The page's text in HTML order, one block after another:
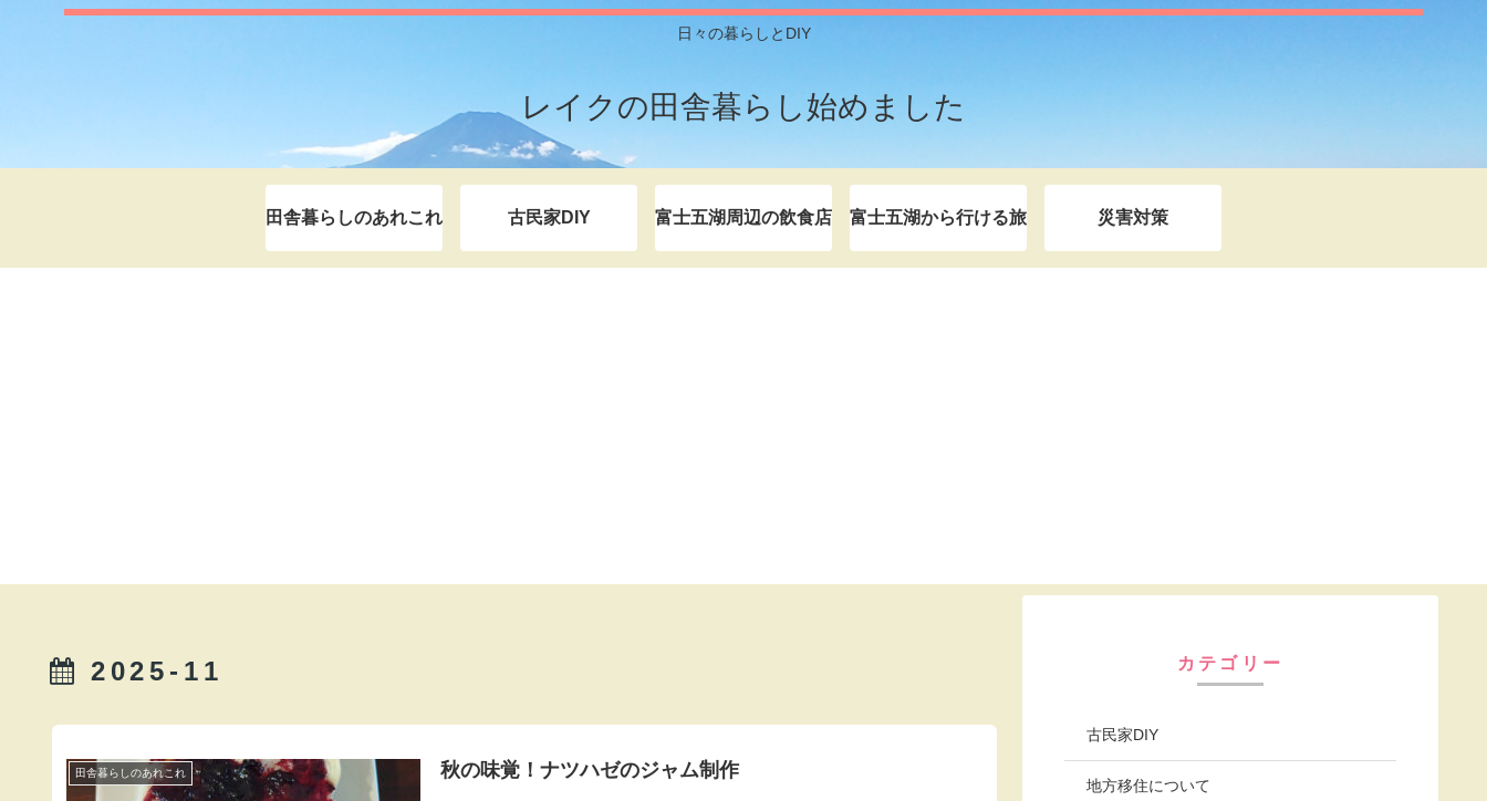
日々の暮らしとDIY
レイクの田舎暮らし始めました
田舎暮らしのあれこれ 古民家DIY 富士五湖周辺の飲食店 富士五湖から行ける旅 災害対策
2025-11
田舎暮らしのあれこれ 秋の味覚！ナツハゼのジャム制作
カテゴリー
古民家DIY
地方移住について